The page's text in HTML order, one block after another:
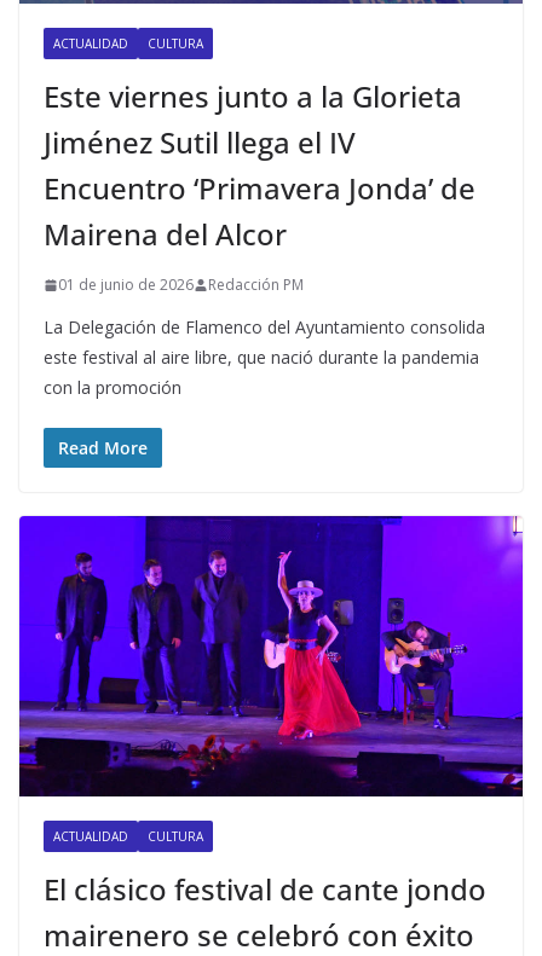
ACTUALIDAD CULTURA
Este viernes junto a la Glorieta
Jiménez Sutil llega el IV
Encuentro ‘Primavera Jonda’ de
Mairena del Alcor
01 de junio de 2026 Redacción PM
La Delegación de Flamenco del Ayuntamiento consolida
este festival al aire libre, que nació durante la pandemia
con la promoción
Read More
ACTUALIDAD CULTURA
El clásico festival de cante jondo
mairenero se celebró con éxito